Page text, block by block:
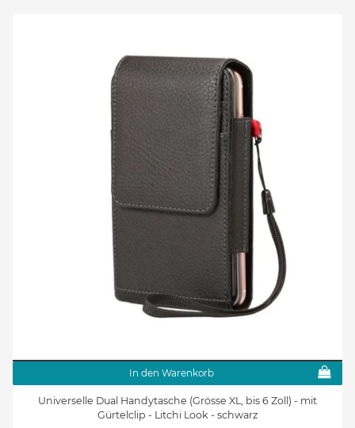
In den Warenkorb
Universelle Dual Handytasche (Grösse XL, bis 6 Zoll) - mit
Gürtelclip - Litchi Look - schwarz